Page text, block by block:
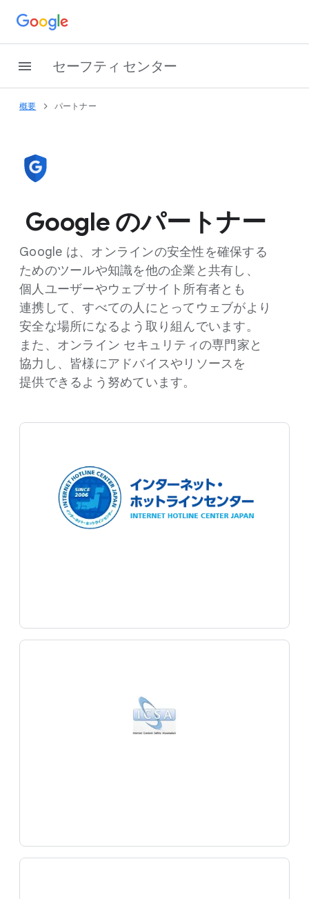
セーフティ センター
概要 パートナー
Google の​パートナー
Google は、​オンラインの​安全性を​確保する​
ための​ツールや​知識を​他の​企業と​共有し、​
個人ユーザーや​ウェブサイト所有者とも​
連携して、​すべての​人に​とって​ウェブが​より​
安全な​場所に​なるよう​取り​組んでいます。​
また、​オンライン セキュリティの​専門家と​
協力し、​皆様に​アドバイスや​リソースを​
提供できるよう​努めています。